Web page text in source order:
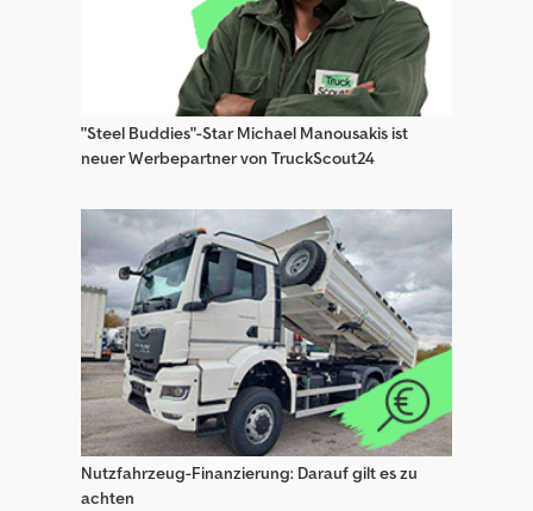
Sonstige Gülletechnik
Sonstige Kühltransporter / Frischdienstfahrzeug
Sonstige Landmaschinen Teile & Zubehör
Sonstige Landwirtschaftliche Presse
Sonstige Obst- Und Weinbaumaschine
Sonstige Pflanzenschutzmaschinen
Sonstige Rübentechnik
Sonstige Sattelzugmaschinen
Sonstige Sieb/Brechanlage
Sonstige Silagetechnik
"Steel Buddies"-Star Michael Manousakis ist
neuer Werbepartner von TruckScout24
Nutzfahrzeug-Finanzierung: Darauf gilt es zu
achten